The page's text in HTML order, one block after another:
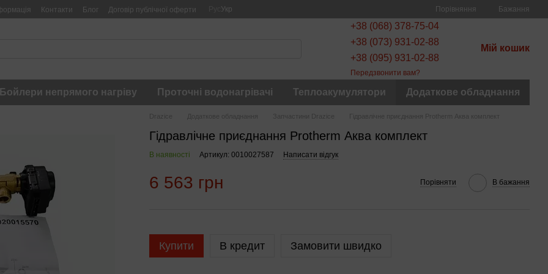
Контакти Блог Договір публічної оферти Укр Порівняння Бажання
+38 (068) 378-75-04
+38 (073) 931-02-88
+38 (095) 931-02-88
Передзвонити вам?
Мій кошик
Бойлери непрямого нагріву Проточні водонагрівачі Теплоакумулятори Додаткове обладнання
Drazice Додаткове обладнання Запчастини Drazice Гідравлічне приєднання Protherm Аква комплект
Гідравлічне приєднання Protherm Аква комплект
В наявності Артикул: 0010027587 Написати відгук
6 563 грн Порівняти В бажання
Купити В кредит Замовити швидко